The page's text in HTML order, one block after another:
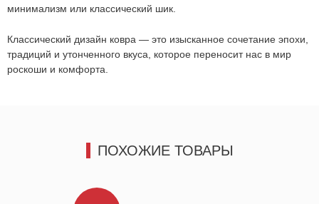
минимализм или классический шик.
Классический дизайн ковра — это изысканное сочетание эпохи,
традиций и утонченного вкуса, которое переносит нас в мир
роскоши и комфорта.
ПОХОЖИЕ ТОВАРЫ
Мы не передадим ваш телефон третьим лицам, только